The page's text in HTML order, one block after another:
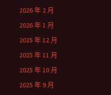
2026 年 2 月
2026 年 1 月
2025 年 12 月
2025 年 11 月
2025 年 10 月
2025 年 9 月